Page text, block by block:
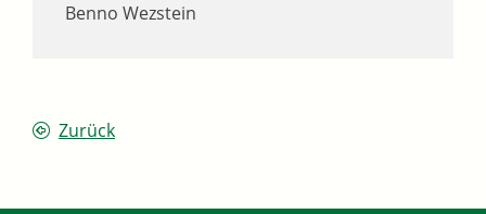
Benno Wezstein
Zurück